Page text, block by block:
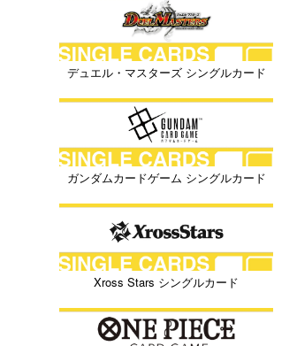
デュエル・マスターズ シングルカード
ガンダムカードゲーム シングルカード
Xross Stars シングルカード